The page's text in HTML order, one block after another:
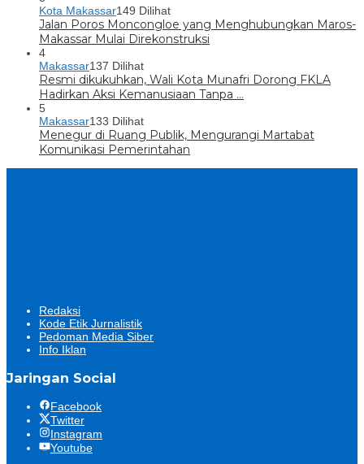
Kota Makassar149 Dilihat
Jalan Poros Moncongloe yang Menghubungkan Maros-
Makassar Mulai Direkonstruksi
4
Makassar137 Dilihat
Resmi dikukuhkan, Wali Kota Munafri Dorong FKLA
Hadirkan Aksi Kemanusiaan Tanpa …
5
Makassar133 Dilihat
Menegur di Ruang Publik, Mengurangi Martabat
Komunikasi Pemerintahan
Redaksi
Kode Etik Jurnalistik
Pedoman Media Siber
Info Iklan
Jaringan Social
Facebook
Twitter
Instagram
Youtube